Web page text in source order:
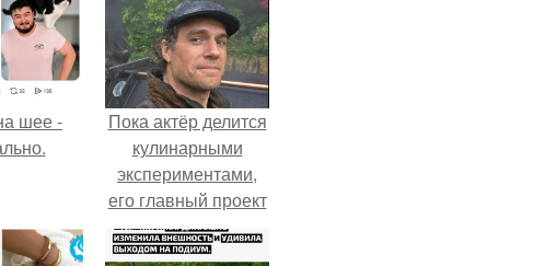
шее -
Пока актёр делится
кулинарными
экспериментами,
его главный проект
сделал серьёзный
шаг вперёд.